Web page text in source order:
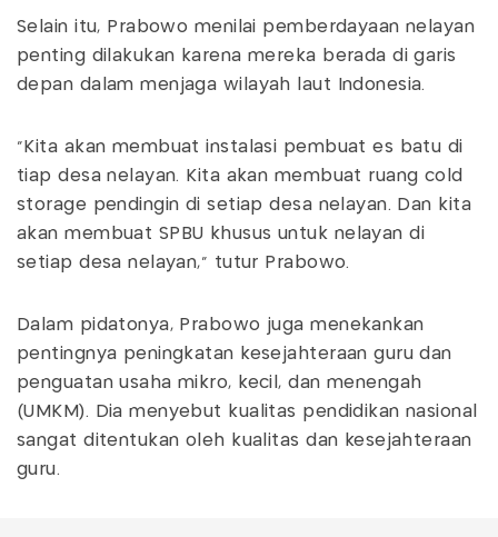
Selain itu, Prabowo menilai pemberdayaan nelayan
penting dilakukan karena mereka berada di garis
depan dalam menjaga wilayah laut Indonesia.
“Kita akan membuat instalasi pembuat es batu di
tiap desa nelayan. Kita akan membuat ruang cold
storage pendingin di setiap desa nelayan. Dan kita
akan membuat SPBU khusus untuk nelayan di
setiap desa nelayan,” tutur Prabowo.
Dalam pidatonya, Prabowo juga menekankan
pentingnya peningkatan kesejahteraan guru dan
penguatan usaha mikro, kecil, dan menengah
(UMKM). Dia menyebut kualitas pendidikan nasional
sangat ditentukan oleh kualitas dan kesejahteraan
guru.